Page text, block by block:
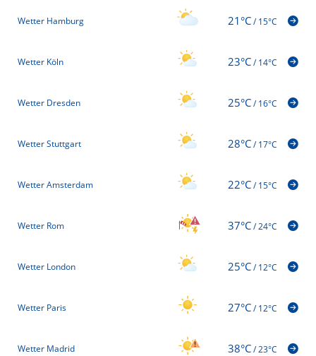
Wetter Hamburg 21°C/15°C
Wetter Köln 23°C/14°C
Wetter Dresden 25°C/16°C
Wetter Stuttgart 28°C/17°C
Wetter Amsterdam 22°C/15°C
Wetter Rom 37°C/24°C
Wetter London 25°C/12°C
Wetter Paris 27°C/12°C
Wetter Madrid 38°C/23°C